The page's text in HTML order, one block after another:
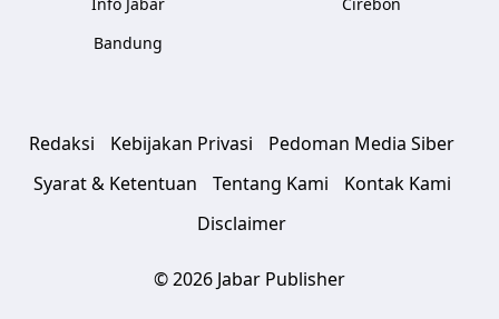
Bandung
Redaksi Kebijakan Privasi
Pedoman Media Siber
Syarat & Ketentuan
Tentang Kami
Kontak Kami
Disclaimer
© 2026 Jabar Publisher